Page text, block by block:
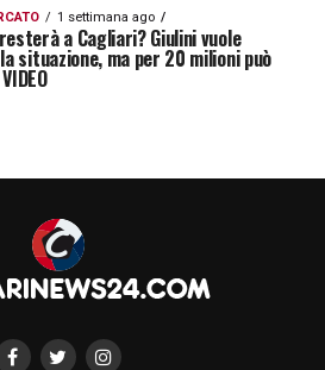
1 settimana ago
a Cagliari? Giulini vuole
situazione, ma per 20 milioni può